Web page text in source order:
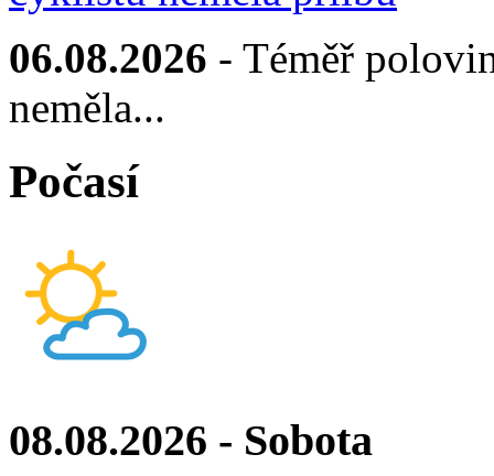
06.08.2026 - Téměř
neměla...
Počasí
08.08.2026 - Sobota